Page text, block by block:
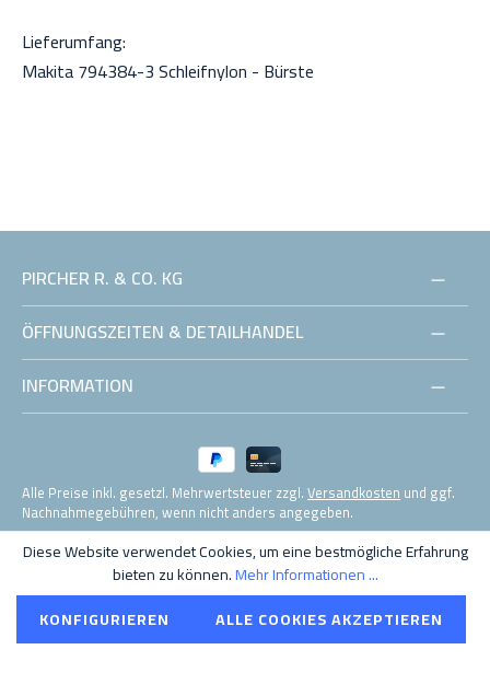
Lieferumfang:
Makita 794384-3 Schleifnylon - Bürste
PIRCHER R. & CO. KG
ÖFFNUNGSZEITEN & DETAILHANDEL
INFORMATION
Alle Preise inkl. gesetzl. Mehrwertsteuer zzgl.Versandkostenund ggf.
Nachnahmegebühren, wenn nicht anders angegeben.
© 2021 Pircher R. & Co. KG MwSt. Nr. IT01555520210
Diese Website verwendet Cookies, um eine bestmögliche Erfahrung
bieten zu können.Mehr Informationen ...
KONFIGURIEREN
ALLE COOKIES AKZEPTIEREN